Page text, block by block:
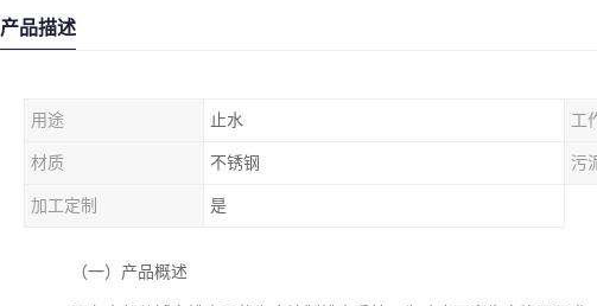
产品描述
用途 止水 工
材质 不锈钢 污
加工定制 是
（一）产品概述